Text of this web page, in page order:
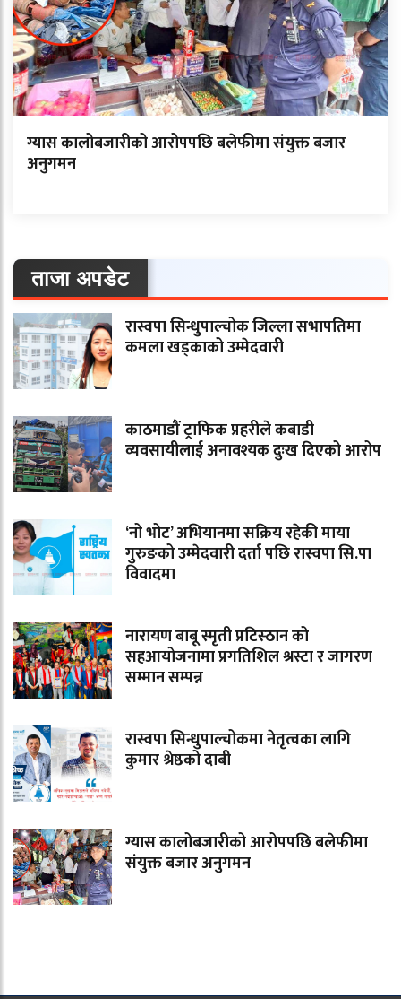
ग्यास कालोबजारीको आरोपपछि बलेफीमा संयुक्त बजार
अनुगमन
ताजा अपडेट
रास्वपा सिन्धुपाल्चोक जिल्ला सभापतिमा
कमला खड्काको उम्मेदवारी
काठमाडौं ट्राफिक प्रहरीले कबाडी
व्यवसायीलाई अनावश्यक दुःख दिएको आरोप
‘नो भोट’ अभियानमा सक्रिय रहेकी माया
गुरुङको उम्मेदवारी दर्ता पछि रास्वपा सि.पा
विवादमा
नारायण बाबू स्मृती प्रटिस्ठान को
सहआयोजनामा प्रगतिशिल श्रस्टा र जागरण
सम्मान सम्पन्न
रास्वपा सिन्धुपाल्चोकमा नेतृत्वका लागि
कुमार श्रेष्ठको दाबी
ग्यास कालोबजारीको आरोपपछि बलेफीमा
संयुक्त बजार अनुगमन